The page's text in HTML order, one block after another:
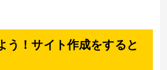
う！サイト作成をすると